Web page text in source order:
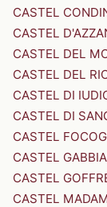
CASTEL
CASTEL
CASTEL DEL
CASTEL DEL
CASTEL DI
CASTEL DI
CASTEL
CASTEL
CASTEL
CASTEL